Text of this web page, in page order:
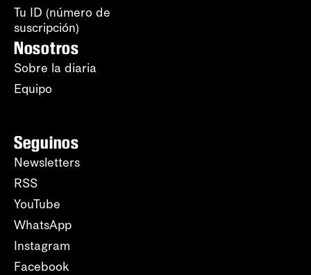
Tu ID (número de
suscripción)
Nosotros
Sobre la diaria
Equipo
Seguinos
Newsletters
RSS
YouTube
WhatsApp
Instagram
Facebook